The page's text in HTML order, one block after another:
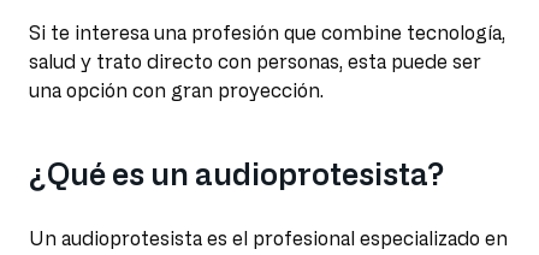
Si te interesa una profesión que combine tecnología,
salud y trato directo con personas, esta puede ser
una opción con gran proyección.
¿Qué es un audioprotesista?
Un audioprotesista es el profesional especializado en